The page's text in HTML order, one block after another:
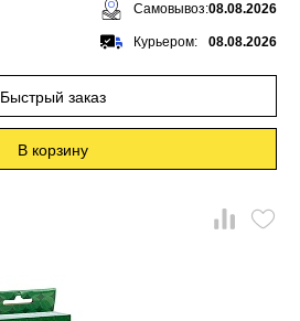
Самовывоз:08.08.2026
Курьером: 08.08.2026
Быстрый заказ
В корзину